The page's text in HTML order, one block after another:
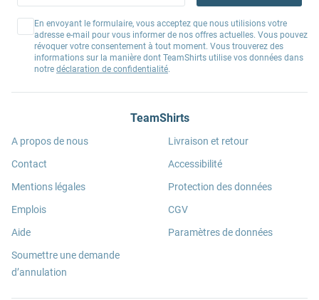
En envoyant le formulaire, vous acceptez que nous utilisions votre
adresse e-mail pour vous informer de nos offres actuelles. Vous pouvez
révoquer votre consentement à tout moment. Vous trouverez des
informations sur la manière dont TeamShirts utilise vos données dans
notre déclaration de confidentialité.
TeamShirts
A propos de nous
Contact
Mentions légales
Emplois
Aide
Soumettre une demande
d’annulation
Livraison et retour
Accessibilité
Protection des données
CGV
Paramètres de données